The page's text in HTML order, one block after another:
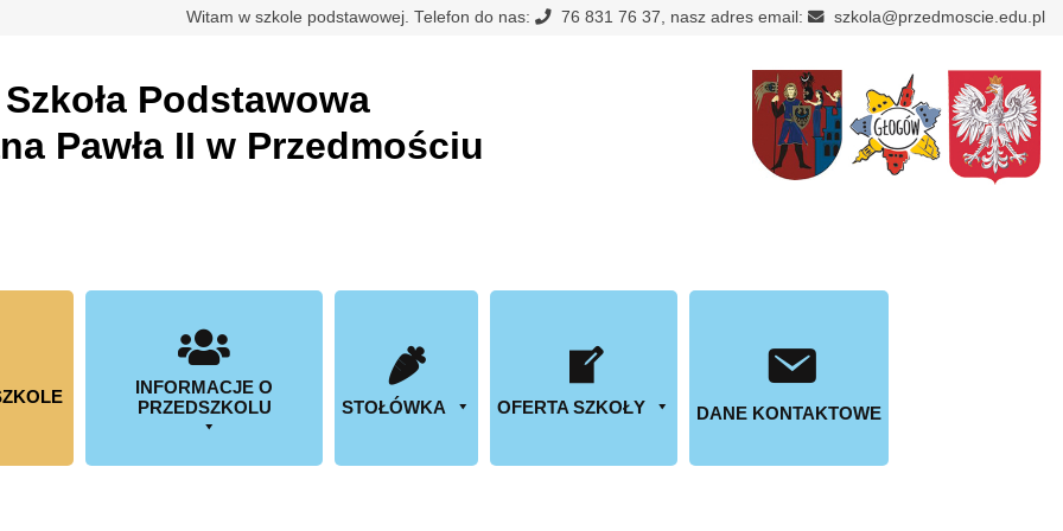
Witam w szkole podstawowej. Telefon do nas: 76 831 76 37, nasz adres email: szkola@przedmoscie.edu.pl
Szkoła Podstawowa
Pawła II w Przedmościu
INFORMACJE O
PRZEDSZKOLU
STOŁÓWKA OFERTA SZKOŁY DANE KONTAKTOWE